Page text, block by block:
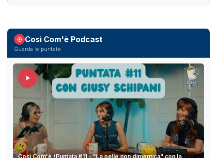
Così Com'è Podcast
Guarda le puntate
Così Com'è /Puntata #11 - "La pelle non dimentica" con la